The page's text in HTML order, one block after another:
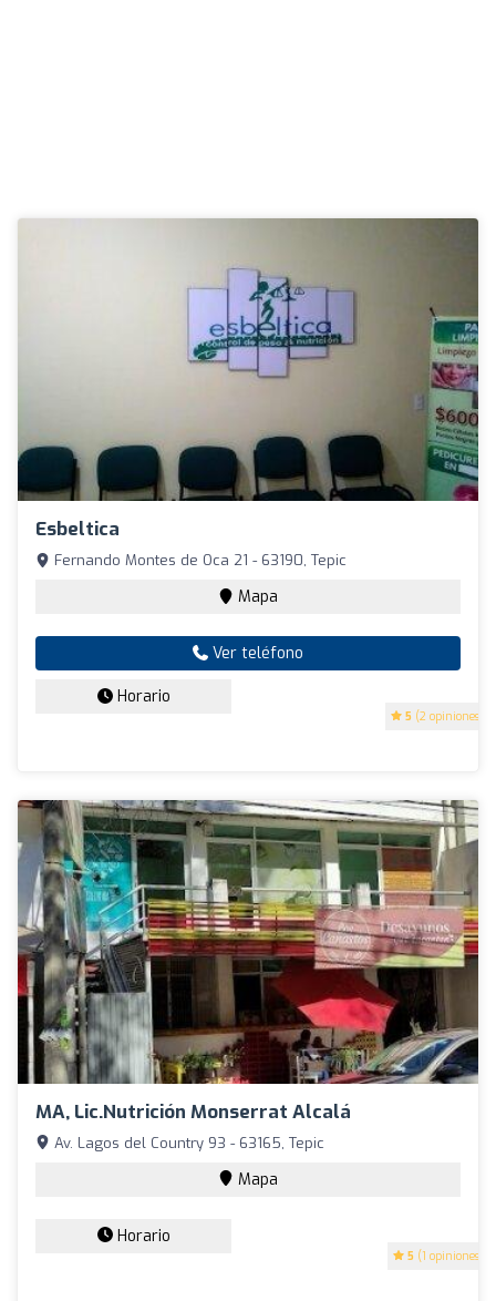
Esbeltica
5 (2 opiniones)
Fernando Montes de Oca 21 - 63190, Tepic
Mapa
Ver teléfono
Horario
MA, Lic.Nutrición Monserrat Alcalá
5 (1 opiniones)
Av. Lagos del Country 93 - 63165, Tepic
Mapa
Horario